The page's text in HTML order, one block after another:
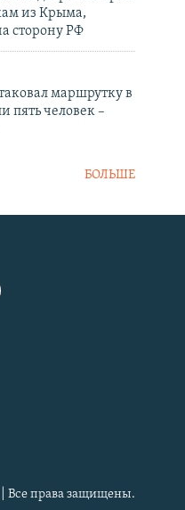
из Крыма,
сторону РФ
маршрутку в
пять человек –
БОЛЬШЕ
Все права защищены.